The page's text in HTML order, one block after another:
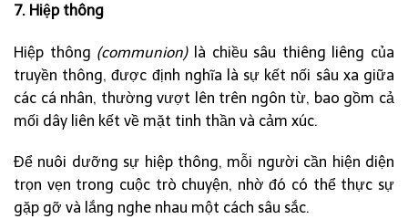
7. Hiệp thông
Hiệp thông (communion)là chiều sâu thiêng liêng của
truyền thông, được định nghĩa là sự kết nối sâu xa giữa
các cá nhân, thường vượt lên trên ngôn từ, bao gồm cả
mối dây liên kết về mặt tinh thần và cảm xúc.
Để nuôi dưỡng sự hiệp thông, mỗi người cần hiện diện
trọn vẹn trong cuộc trò chuyện, nhờ đó có thể thực sự
gặp gỡ và lắng nghe nhau một cách sâu sắc.